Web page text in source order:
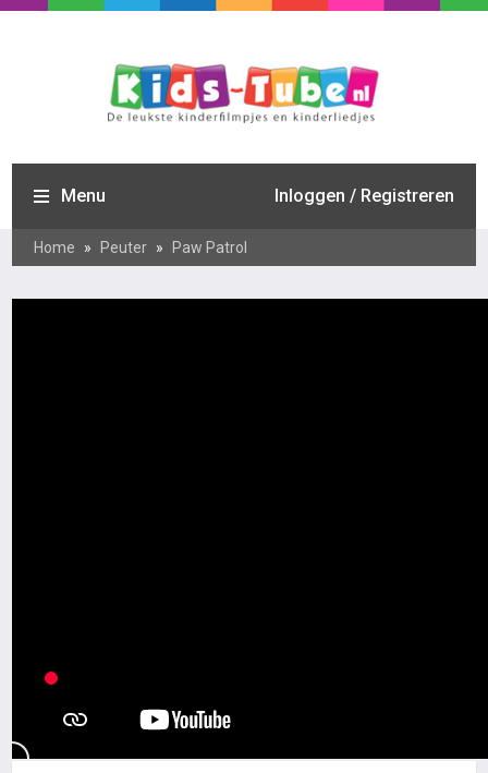
Menu Inloggen / Registreren
Home » Peuter » Paw Patrol